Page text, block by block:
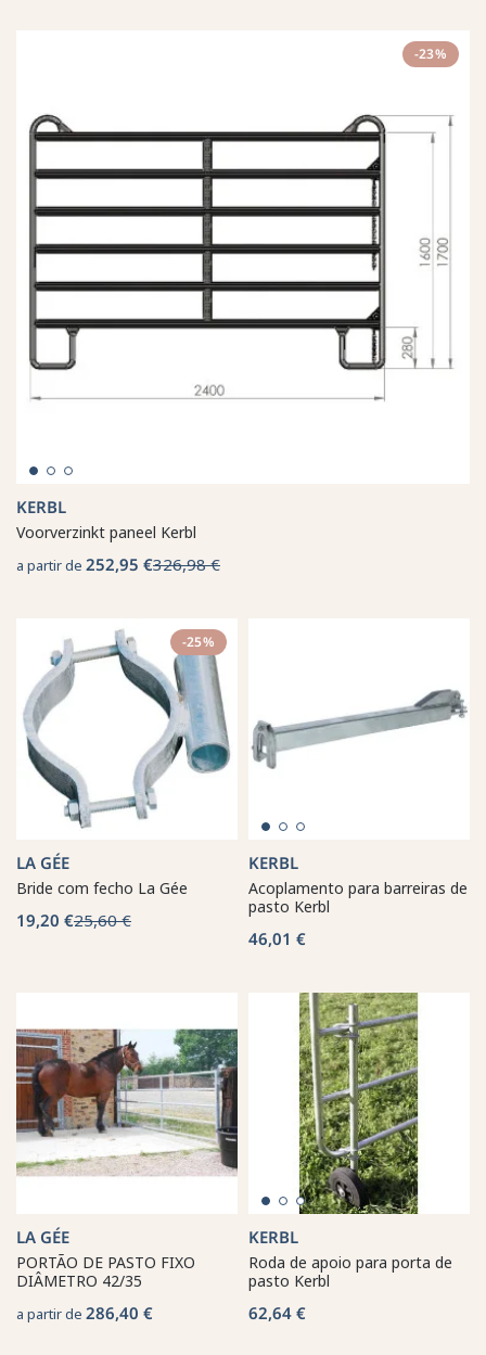
-23%
KERBL
Voorverzinkt paneel Kerbl
a partir de 252,95 €326,98 €
-25%
LA GÉE
Bride com fecho La Gée
19,20 €25,60 €
KERBL
Acoplamento para barreiras de
pasto Kerbl
46,01 €
LA GÉE
PORTÃO DE PASTO FIXO
DIÂMETRO 42/35
a partir de 286,40 €
KERBL
Roda de apoio para porta de
pasto Kerbl
62,64 €